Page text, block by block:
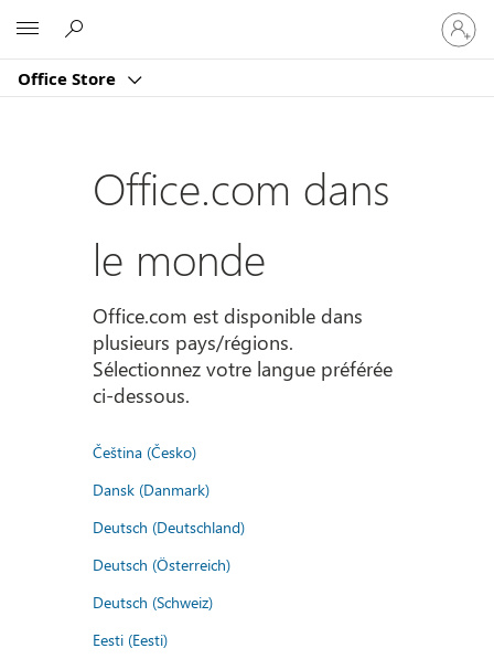
Office Store
vous
à
compte
Office.com dans
le monde
Office.com est disponible dans
plusieurs pays/régions.
Sélectionnez votre langue préférée
ci-dessous.
Čeština (Česko)
Dansk (Danmark)
Deutsch (Deutschland)
Deutsch (Österreich)
Deutsch (Schweiz)
Eesti (Eesti)